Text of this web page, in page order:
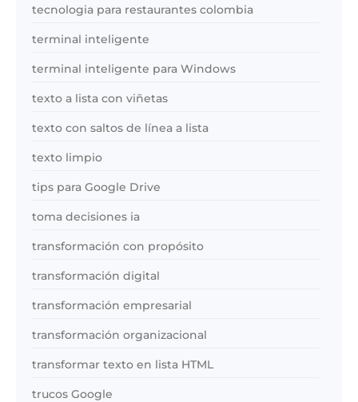
tecnologia para restaurantes colombia
terminal inteligente
terminal inteligente para Windows
texto a lista con viñetas
texto con saltos de línea a lista
texto limpio
tips para Google Drive
toma decisiones ia
transformación con propósito
transformación digital
transformación empresarial
transformación organizacional
transformar texto en lista HTML
trucos Google